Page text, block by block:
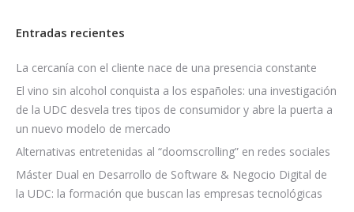
Entradas recientes
La cercanía con el cliente nace de una presencia constante
El vino sin alcohol conquista a los españoles: una investigación
de la UDC desvela tres tipos de consumidor y abre la puerta a
un nuevo modelo de mercado
Alternativas entretenidas al “doomscrolling” en redes sociales
Máster Dual en Desarrollo de Software & Negocio Digital de
la UDC: la formación que buscan las empresas tecnológicas